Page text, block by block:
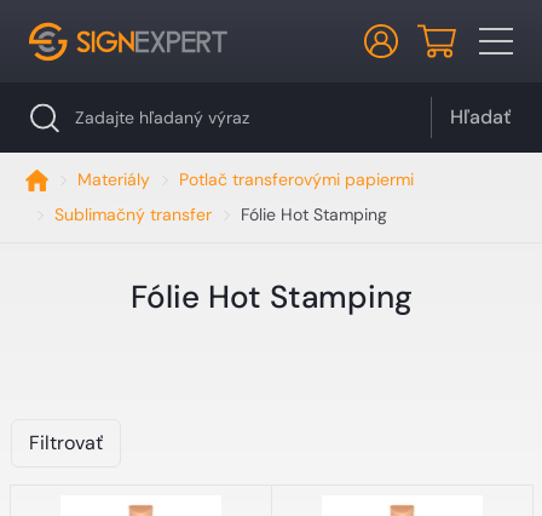
Hľadať
Materiály
Potlač transferovými papiermi
Sublimačný transfer
Fólie Hot Stamping
Fólie Hot Stamping
Filtrovať